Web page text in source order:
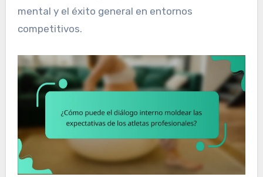
mental y el éxito general en entornos
competitivos.